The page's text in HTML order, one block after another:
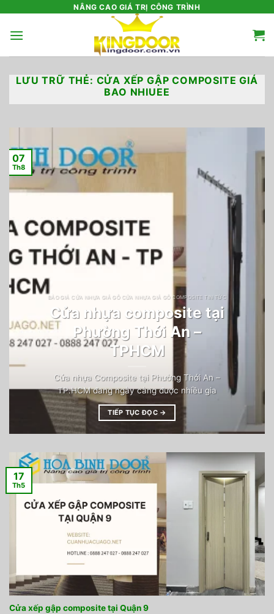
nội
NÂNG CAO GIÁ TRỊ CÔNG TRÌNH
LƯU TRỮ THẺ: CỬA XẾP GẬP COMPOSITE GIÁ
BAO NHIUEE
BÁO GIÁ CỬA NHỰA GIẢ GỖ CỬA NHỰA GIẢ GỖ COMPOSITE TIN TỨC
Cửa nhựa composite tại
Phường Thới An –
TPHCM
Cửa nhựa Composite tại Phường Thới An –
TP.HCM đang ngày càng được nhiều gia
TIẾP TỤC ĐỌC →
07
Th8
Cửa xếp gập composite tại Quận 9
17
Th5